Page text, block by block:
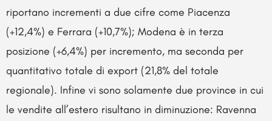
riportano incrementi a due cifre come Piacenza
(+12,4%) e Ferrara (+10,7%); Modena è in terza
posizione (+6,4%) per incremento, ma seconda per
quantitativo totale di export (21,8% del totale
regionale). Infine vi sono solamente due province in cui
le vendite all’estero risultano in diminuzione: Ravenna